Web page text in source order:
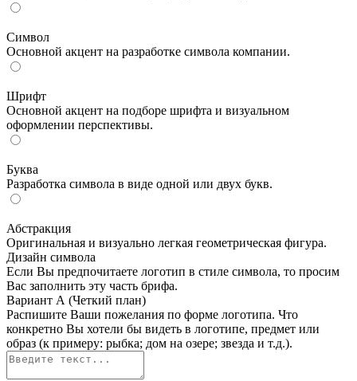
Символ
Основной акцент на разработке символа компании.
Шрифт
Основной акцент на подборе шрифта и визуальном
оформлении перспективы.
Буква
Разработка символа в виде одной или двух букв.
Абстракция
Оригинальная и визуально легкая геометрическая фигура.
Дизайн символа
Если Вы предпочитаете логотип в стиле символа, то просим
Вас заполнить эту часть брифа.
Вариант А (Четкий план)
Распишите Ваши пожелания по форме логотипа. Что
конкретно Вы хотели бы видеть в логотипе, предмет или
образ (к примеру: рыбка; дом на озере; звезда и т.д.).